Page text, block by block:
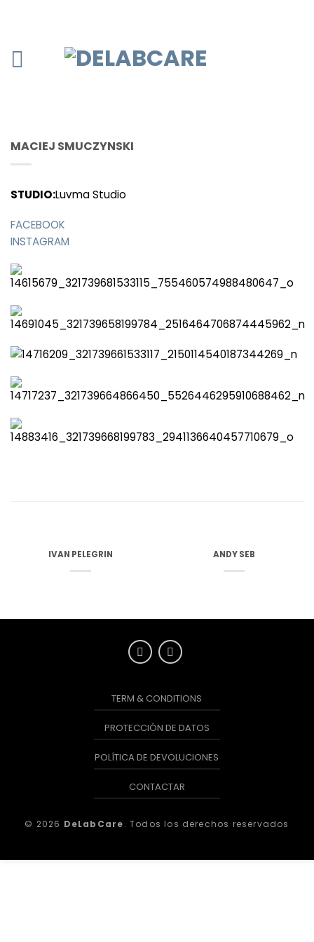
MACIEJ SMUCZYNSKI
STUDIO:Luvma Studio
FACEBOOK
INSTAGRAM
IVAN PELEGRIN ANDY SEB
TERM & CONDITIONS
PROTECCIÓN DE DATOS
POLÍTICA DE DEVOLUCIONES
CONTACTAR
© 2026 DeLabCare. Todos los derechos reservados